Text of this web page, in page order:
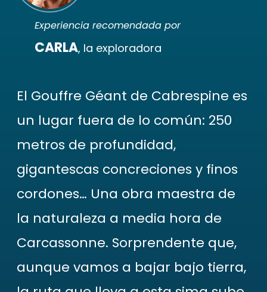
Experiencia recomendada por
CARLA, la exploradora
El Gouffre Géant de Cabrespine es
un lugar fuera de lo común: 250
metros de profundidad,
gigantescas concreciones y finos
cordones… Una obra maestra de
la naturaleza a media hora de
Carcassonne. Sorprendente que,
aunque vamos a bajar bajo tierra,